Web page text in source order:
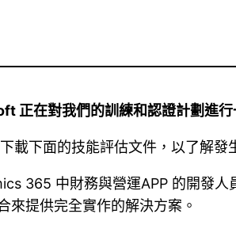
正在對我們的訓練和認證計劃進行
下面的技能評估文件，以了解發
365 中財務與營運APP 的開發
來提供完全實作的解決方案。